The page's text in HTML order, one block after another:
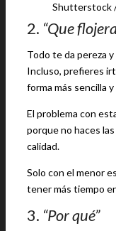
2. “Que
Todo te da pereza
Incluso, prefieres
forma más sencilla
El problema con
porque no haces
calidad.
Solo con el menor
tener más tiempo
3. “Por qué”